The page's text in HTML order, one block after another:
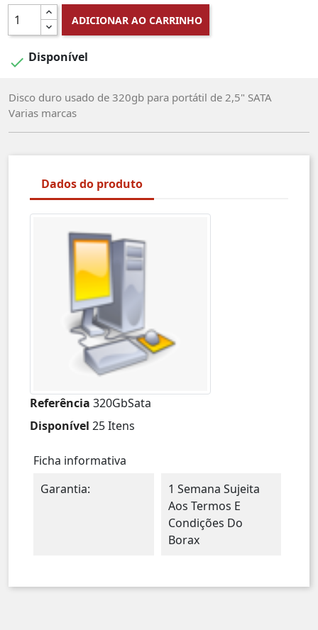
ADICIONAR AO CARRINHO
 Disponível
Disco duro usado de 320gb para portátil de 2,5" SATA
Varias marcas
Dados do produto
Referência 320GbSata
Disponível 25 Itens
Ficha informativa
Garantia:
1 Semana Sujeita
Aos Termos E
Condições Do
Borax